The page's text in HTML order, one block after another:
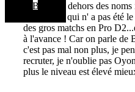
A Brive en dehors des
prenne" ce qui n' a pas été
des gros matchs en Pro
à l'avance ! Car on parle de
c'est pas mal non plus, je
recruter, je n'oublie pas
plus le niveau est élevé